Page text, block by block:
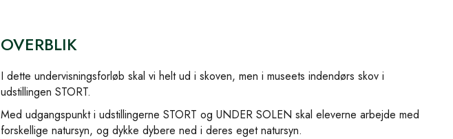
OVERBLIK
I dette undervisningsforløb skal vi helt ud i skoven, men i museets indendørs skov i
udstillingen STORT.
Med udgangspunkt i udstillingerne STORT og UNDER SOLEN skal eleverne arbejde med
forskellige natursyn, og dykke dybere ned i deres eget natursyn.